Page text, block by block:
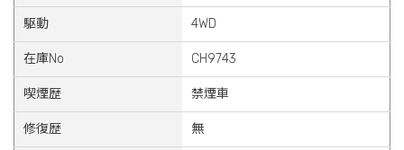
駆動 4WD
在庫No CH9743
喫煙歴 禁煙車
修復歴 無